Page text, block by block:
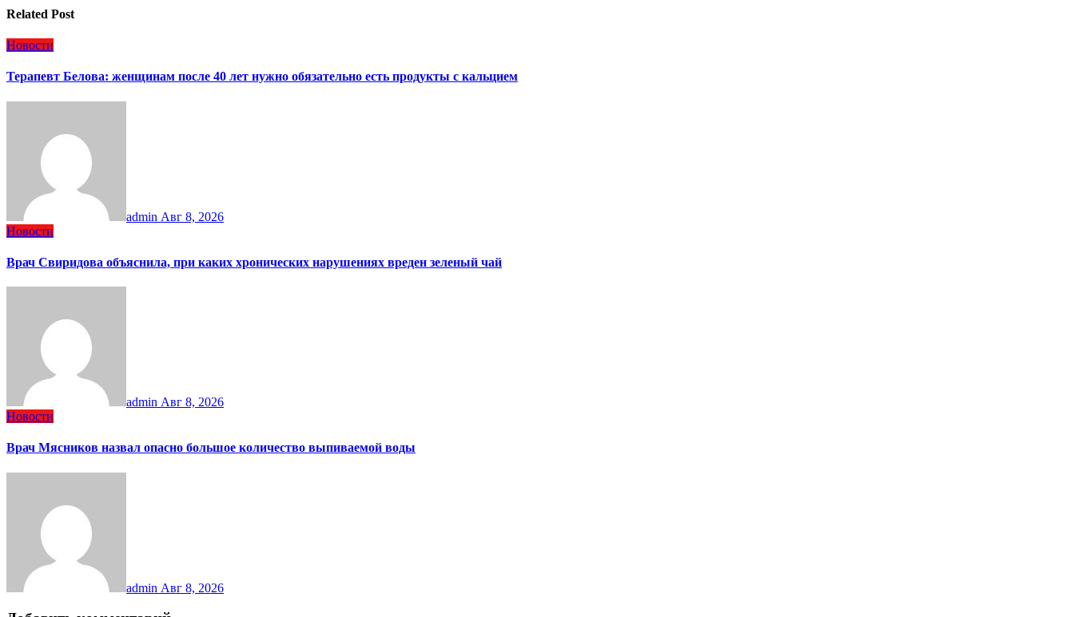
Related Post
Новости
Терапевт Белова: женщинам после 40 лет нужно обязательно есть продукты с кальцием
admin Авг 8, 2026
Новости
Врач Свиридова объяснила, при каких хронических нарушениях вреден зеленый чай
admin Авг 8, 2026
Новости
Врач Мясников назвал опасно большое количество выпиваемой воды
admin Авг 8, 2026